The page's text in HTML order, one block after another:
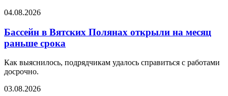
04.08.2026
Бассейн в Вятских Полянах открыли на месяц
раньше срока
Как выяснилось, подрядчикам удалось справиться с работами
досрочно.
03.08.2026